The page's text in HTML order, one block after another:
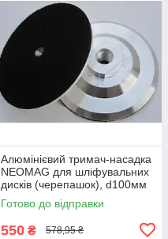
Алюмінієвий тримач-насадка
NEOMAG для шліфувальних
дисків (черепашок), d100мм
Готово до відправки
550 ₴ 578,95 ₴